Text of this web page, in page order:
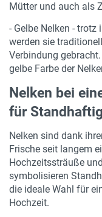
Mütter und auch als
- Gelbe Nelken -
werden sie
Verbindung
gelbe Farbe der
Nelken bei
für
Nelken sind dank
Frische seit langem
Hochzeitssträuße
symbolisieren
die ideale Wahl für
Hochzeit.